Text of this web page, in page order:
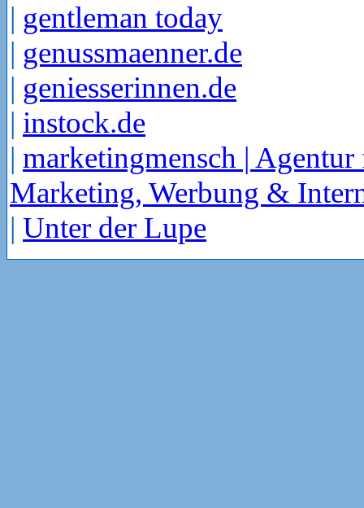
| gentleman today
| genussmaenner.de
| geniesserinnen.de
| instock.de
| marketingmensch | Agentur
Marketing, Werbung &
| Unter der Lupe